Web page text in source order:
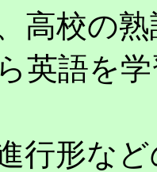
校の熟
英語を
形など